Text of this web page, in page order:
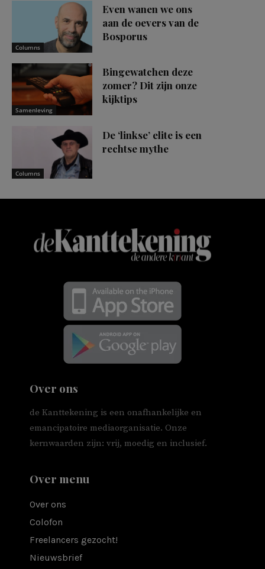
Columns
Even wanen we ons
aan de oevers van de
Bosporus
Samenleving
Bingewatchen deze
zomer? Dit zijn onze
kijktips
Columns
De ‘linkse’ elite is een
rechtse mythe
Over ons
de Kanttekening is een onafhankelijke en
emancipatoire mediaorganisatie. Onze
kernwaarden zijn: vrij, moedig en inclusief.
Over menu
Over ons
Colofon
Freelancers gezocht!
Nieuwsbrief